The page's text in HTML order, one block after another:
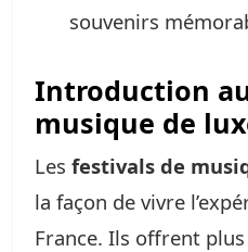
souvenirs
Introduction
musique de
Les festivals de
la façon de vivre
France. Ils offrent